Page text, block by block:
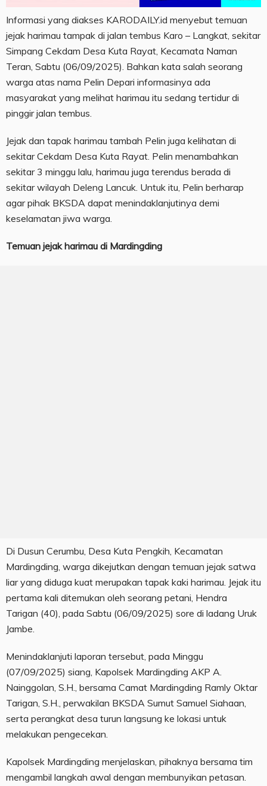
Informasi yang diakses KARODAILY.id menyebut temuan
jejak harimau tampak di jalan tembus Karo – Langkat, sekitar
Simpang Cekdam Desa Kuta Rayat, Kecamata Naman
Teran, Sabtu (06/09/2025). Bahkan kata salah seorang
warga atas nama Pelin Depari informasinya ada
masyarakat yang melihat harimau itu sedang tertidur di
pinggir jalan tembus.
Jejak dan tapak harimau tambah Pelin juga kelihatan di
sekitar Cekdam Desa Kuta Rayat. Pelin menambahkan
sekitar 3 minggu lalu, harimau juga terendus berada di
sekitar wilayah Deleng Lancuk. Untuk itu, Pelin berharap
agar pihak BKSDA dapat menindaklanjutinya demi
keselamatan jiwa warga.
Temuan jejak harimau di Mardingding
Di Dusun Cerumbu, Desa Kuta Pengkih, Kecamatan
Mardingding, warga dikejutkan dengan temuan jejak satwa
liar yang diduga kuat merupakan tapak kaki harimau. Jejak itu
pertama kali ditemukan oleh seorang petani, Hendra
Tarigan (40), pada Sabtu (06/09/2025) sore di ladang Uruk
Jambe.
Menindaklanjuti laporan tersebut, pada Minggu
(07/09/2025) siang, Kapolsek Mardingding AKP A.
Nainggolan, S.H., bersama Camat Mardingding Ramly Oktar
Tarigan, S.H., perwakilan BKSDA Sumut Samuel Siahaan,
serta perangkat desa turun langsung ke lokasi untuk
melakukan pengecekan.
Kapolsek Mardingding menjelaskan, pihaknya bersama tim
mengambil langkah awal dengan membunyikan petasan.